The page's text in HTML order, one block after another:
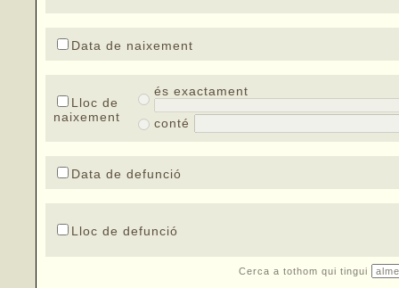
Data de naixement
Lloc de
naixement
és exactament
conté
Data de defunció
Lloc de defunció
Cerca a tothom qui tingui